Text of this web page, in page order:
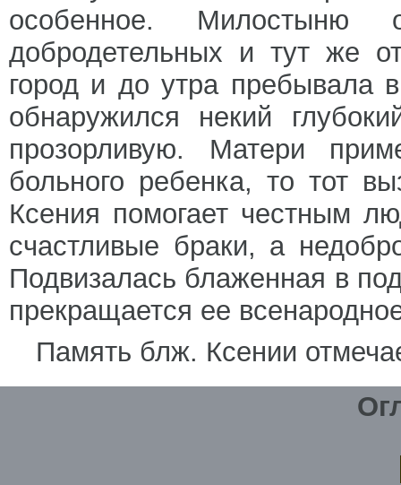
особенное.
добродетельных и тут же
город и до утра пребывала
обнаружился некий
прозорливую. Матери
больного ребенка, то тот
Ксения помогает честным
счастливые браки, а
Подвизалась блаженная в
прекращается ее
Память блж. Ксении